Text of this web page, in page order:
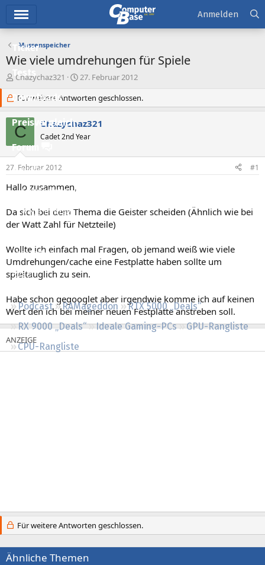
Ticker
Tests
Downloads
Preisvergleich
Forum
Aktuelles
Empfohlene Inhalte
Neue Beiträge
Leserartikel
Regeln
Podcast RAMageddon
RTX 5000 „Deals“
RX 9000 „Deals“
Ideale Gaming-PCs
GPU-Rangliste
CPU-Rangliste
Anmelden
Massenspeicher
Wie viele umdrehungen für Spiele
E
s
t
e
l
e
Chazychaz321
E
s
t
l
l
m
27. Februar 2012
Für weitere Antworten geschlossen.
C Chazychaz321
Cadet 2nd Year
27. Februar 2012 #1
Hallo zusammen,
Da sich bei dem Thema die Geister scheiden (Ähnlich wie bei
der Watt Zahl für Netzteile)
Wollte ich einfach mal Fragen, ob jemand weiß wie viele
Umdrehungen/cache eine Festplatte haben sollte um
spieltauglich zu sein.
Habe schon gegooglet aber irgendwie komme ich auf keinen
Wert den ich bei meiner neuen Festplatte anstreben soll.
Für weitere Antworten geschlossen.
Ähnliche Themen